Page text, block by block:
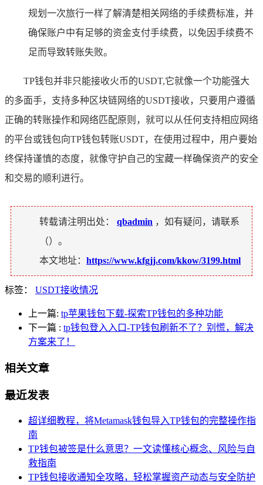
规划一次旅行一样了解清楚相关网络的手续费标准，并
确保账户中有足够的资金支付手续费，以免因手续费不
足而导致转账失败。
TP钱包并非只能接收火币的USDT,它就像一个功能强大
的多面手，支持多种区块链网络的USDT接收，只要用户遵循
正确的转账操作和网络匹配原则，就可以从任何支持相应网络
的平台或钱包向TP钱包转账USDT，在使用过程中，用户要始
终保持谨慎的态度，就像守护自己的宝藏一样确保资产的安全
和交易的顺利进行。
转载请注明出处： qbadmin ，如有疑问，请联系
（）。
本文地址： https://www.kfgjj.com/kkow/3199.html
标签： USDT接收情况
上一篇: tp苹果钱包下载-探索TP钱包的多种功能
下一篇 : tp钱包登入入口-TP钱包刷新不了？别慌，解决
方案来了！
相关文章
最近发表
超详细教程，将Metamask钱包导入TP钱包的完整操作指
南
TP钱包被签是什么意思？一文读懂核心概念、风险与自
救指南
TP钱包接收通知全攻略，轻松掌握资产动态与安全防护